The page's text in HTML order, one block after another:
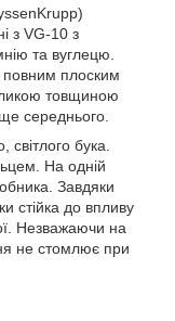
з VG-10 з
та вуглецю.
повним плоским
товщиною
середнього.
світлого бука.
На одній
Завдяки
стійка до впливу
Незважаючи на
не стомлює при